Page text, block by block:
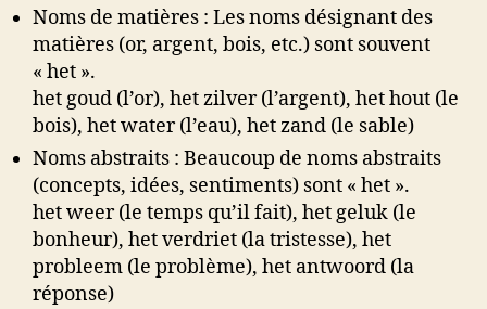
Noms de matières : Les noms désignant des
matières (or, argent, bois, etc.) sont souvent
« het ».
het goud (l’or), het zilver (l’argent), het hout (le
bois), het water (l’eau), het zand (le sable)
Noms abstraits : Beaucoup de noms abstraits
(concepts, idées, sentiments) sont « het ».
het weer (le temps qu’il fait), het geluk (le
bonheur), het verdriet (la tristesse), het
probleem (le problème), het antwoord (la
réponse)